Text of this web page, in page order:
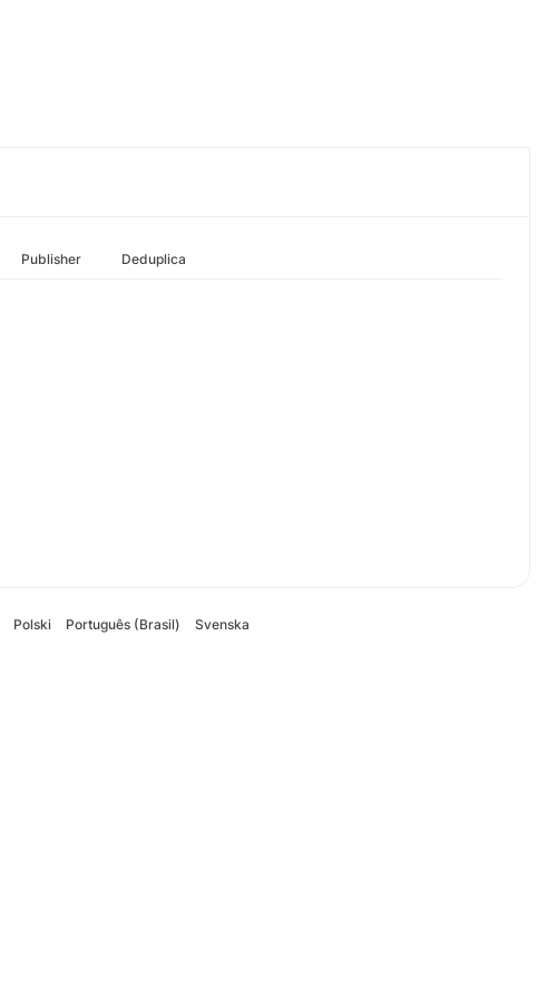
Publisher Deduplica
Polski Português (Brasil) Svenska